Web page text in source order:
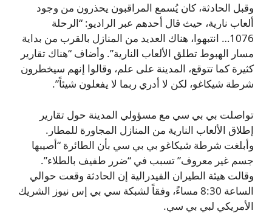
وقبل الحادثة، كان يُسمع المراقبون يحذرون من وجود
ألعاب نارية، حيث قال أحدهم عبر الراديو: “الرحلة
1076… انتبهوا، هناك العديد من المنازل بالقرب من بداية
مسار الهبوط تطلق الألعاب النارية”. وأضاف “هناك تقارير
كثيرة كما تتوقع، المدينة على علم، وقالوا إنهم سيخطرون
شرطة شيكاغو، لكن لا أدري ربما لا يفعلون شيئاً”.
تواصلت بي بي سي مع مسؤولي المدينة حول تقارير
إطلاق الألعاب النارية من المنازل المجاورة للمطار.
وأبلغت شرطة شيكاغو بي بي سي بأن الطائرة “أصيبها
جسم غير معروف” تسبب في “ضرر طفيف بالطلاء”.
وقالت هيئة الطيران الفيدرالية إن الحادثة وقعت حوالي
الساعة 8:30 مساءً، وفقاً لشبكة سي بي إس نيوز الشريك
الأمريكي لبي بي سي.